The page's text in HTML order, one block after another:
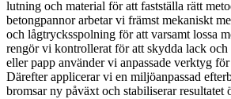
lutning och material för att fastställa rätt
betongpannor arbetar vi främst mekaniskt
och lågtrycksspolning för att varsamt lossa
rengör vi kontrollerat för att skydda lack och
eller papp använder vi anpassade verktyg
Därefter applicerar vi en miljöanpassad
bromsar ny påväxt och stabiliserar resultatet